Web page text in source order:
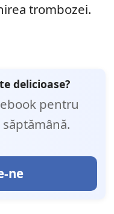
trombozei.
delicioase?
pentru
ne